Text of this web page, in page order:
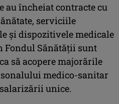
au încheiat contracte cu
serviciile
şi dispozitivele medicale
Fondul Sănătăţii sunt
să acopere majorările
medico-sanitar
unice.